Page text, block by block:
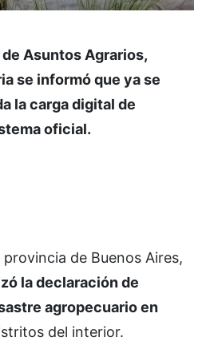
Asuntos Agrarios,
se informó que ya se
la carga digital de
oficial.
de Buenos Aires,
la declaración de
agropecuario en
del interior.